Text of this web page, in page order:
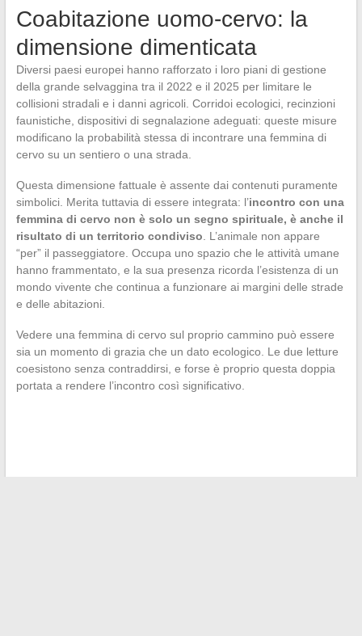
Coabitazione uomo-cervo: la
dimensione dimenticata
Diversi paesi europei hanno rafforzato i loro piani di gestione
della grande selvaggina tra il 2022 e il 2025 per limitare le
collisioni stradali e i danni agricoli. Corridoi ecologici, recinzioni
faunistiche, dispositivi di segnalazione adeguati: queste misure
modificano la probabilità stessa di incontrare una femmina di
cervo su un sentiero o una strada.
Questa dimensione fattuale è assente dai contenuti puramente
simbolici. Merita tuttavia di essere integrata: l’incontro con una
femmina di cervo non è solo un segno spirituale, è anche il
risultato di un territorio condiviso. L’animale non appare
“per” il passeggiatore. Occupa uno spazio che le attività umane
hanno frammentato, e la sua presenza ricorda l’esistenza di un
mondo vivente che continua a funzionare ai margini delle strade
e delle abitazioni.
Vedere una femmina di cervo sul proprio cammino può essere
sia un momento di grazia che un dato ecologico. Le due letture
coesistono senza contraddirsi, e forse è proprio questa doppia
portata a rendere l’incontro così significativo.